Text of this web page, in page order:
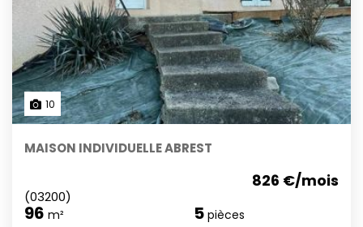
dont 85.65 € pour l’état des lieux d’entrée. DPE du
15/11/2022 : D (217 kWh/m²/an) – GES B (8 kg
CO₂/m²/an).
10
MAISON INDIVIDUELLE ABREST
826 €/mois
(03200)
96 m² 5 pièces